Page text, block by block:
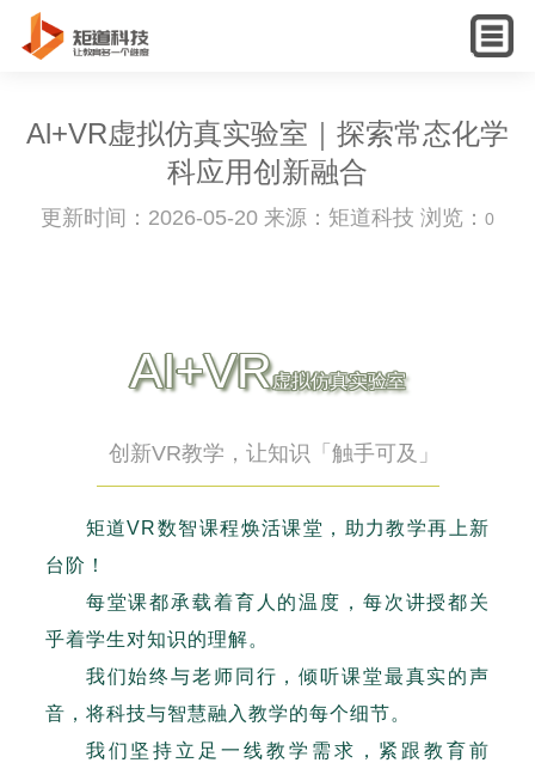
English
Al+VR虚拟仿真实验室｜探索常态化学
科应用创新融合
更新时间：2026-05-20 来源：矩道科技 浏览： 0
AI+VR虚拟仿真实验室
创新VR教学，让知识「触手可及」
矩道VR数智课程焕活课堂，助力教学再上新
台阶！
每堂课都承载着育人的温度，每次讲授都关
乎着学生对知识的理解。
我们始终与老师同行，倾听课堂最真实的声
音，将科技与智慧融入教学的每个细节。
我们坚持立足一线教学需求，紧跟教育前